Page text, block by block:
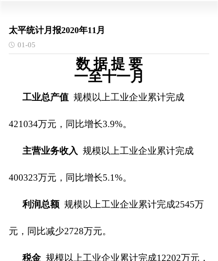
太平统计月报2020年11月
01-05
数 据 提 要
一至十一月
工业总产值 规模以上工业企业累计完成
421034万元，同比增长3.9%。
主营业务收入 规模以上工业企业累计完成
400323万元，同比增长5.1%。
利润总额 规模以上工业企业累计完成2545万
元，同比减少2728万元。
税金 规模以上工业企业累计完成12202万元，